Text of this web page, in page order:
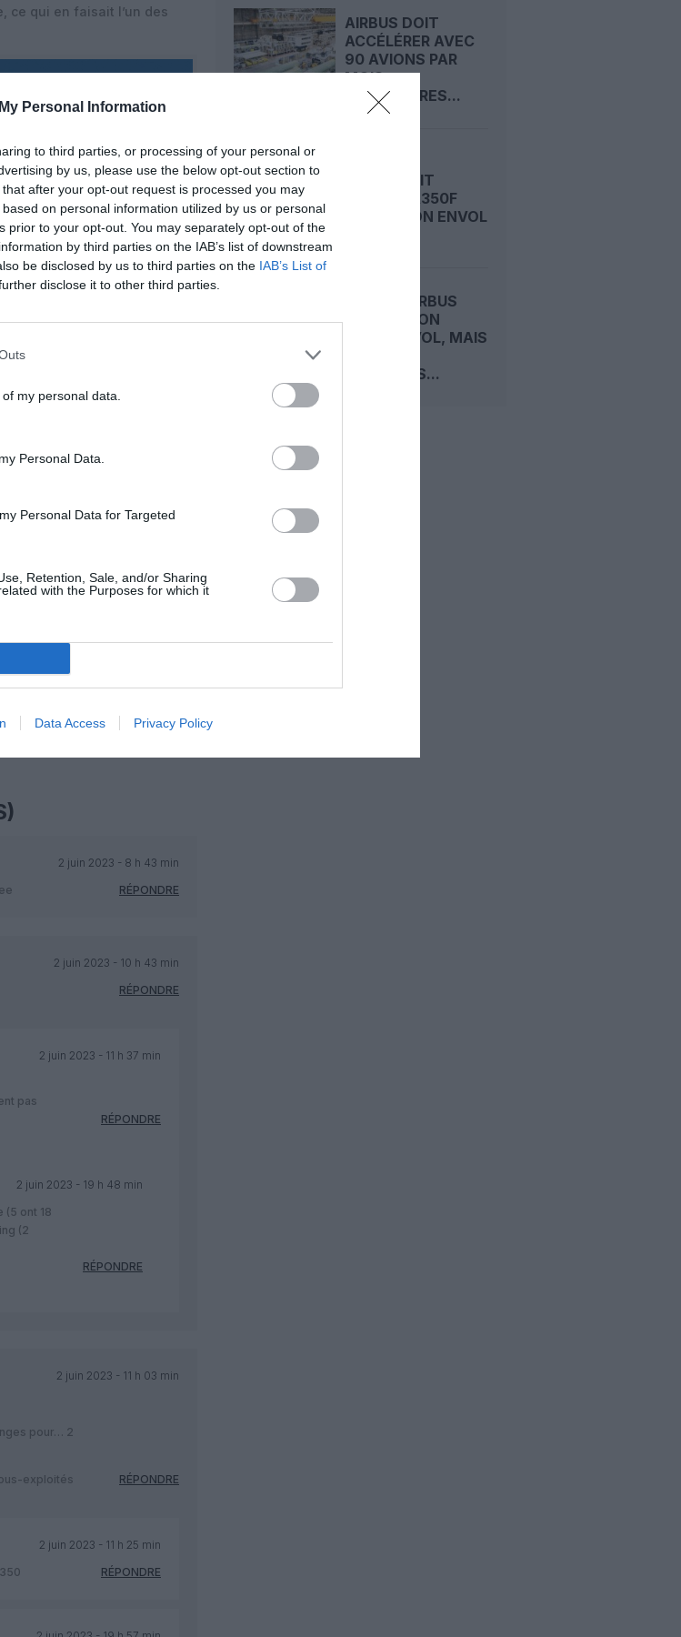
Personal Information
to third parties, or processing of your personal or
by us, please use the below opt-out section to
after your opt-out request is processed you may
on personal information utilized by us or personal
prior to your opt-out. You may separately opt-out of the
by third parties on the IAB’s list of downstream
be disclosed by us to third parties on the IAB’s List of
disclose it to other third parties.
my personal data.
Personal Data.
Personal Data for Targeted
Retention, Sale, and/or Sharing
with the Purposes for which it
Data Access Privacy Policy
ce qui en faisait l’un des
?
2 juin 2023 - 8 h 43 min
RÉPONDRE
2 juin 2023 - 10 h 43 min
RÉPONDRE
2 juin 2023 - 11 h 37 min
pas
RÉPONDRE
2 juin 2023 - 19 h 48 min
ont 18
(2
RÉPONDRE
2 juin 2023 - 11 h 03 min
pour… 2
exploités RÉPONDRE
2 juin 2023 - 11 h 25 min
RÉPONDRE
AIRBUS DOIT
ACCÉLÉRER AVEC
90 AVIONS PAR
MOIS
NÉCESSAIRES...
AIRBUS FAIT
VIBRER L’A350F
AVANT SON ENVOL
A350F : AIRBUS
DÉCALE SON
PREMIER VOL, MAIS
TOUJOURS...